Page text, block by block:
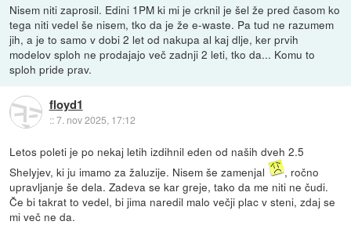
Nisem niti zaprosil. Edini 1PM ki mi je crknil je šel že pred časom ko
tega niti vedel še nisem, tko da je že e-waste. Pa tud ne razumem
jih, a je to samo v dobi 2 let od nakupa al kaj dlje, ker prvih
modelov sploh ne prodajajo več zadnji 2 leti, tko da... Komu to
sploh pride prav.
floyd1
::7. nov 2025, 17:12
Letos poleti je po nekaj letih izdihnil eden od naših dveh 2.5
Shelyjev, ki ju imamo za žaluzije. Nisem še zamenjal
, ročno
upravljanje še dela. Zadeva se kar greje, tako da me niti ne čudi.
Če bi takrat to vedel, bi jima naredil malo večji plac v steni, zdaj se
mi več ne da.